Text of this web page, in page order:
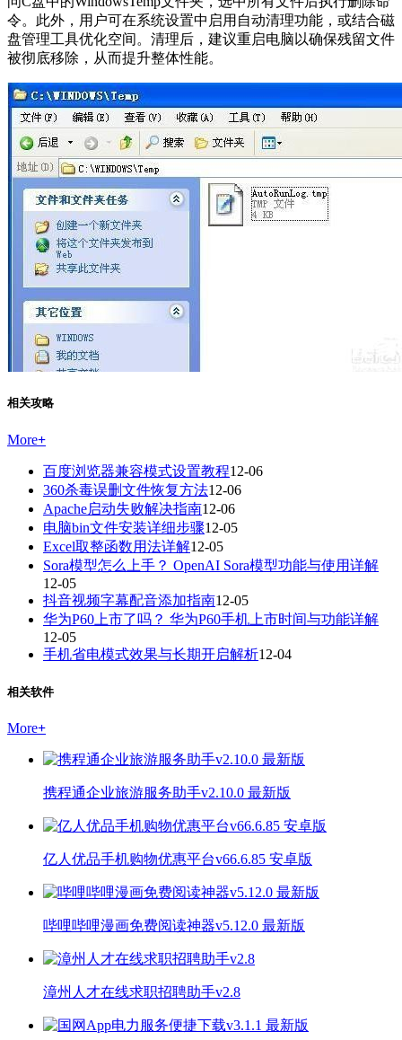
令。此外，用户可在系统设置中启用自动清理功能，或结合磁
盘管理工具优化空间。清理后，建议重启电脑以确保残留文件
被彻底移除，从而提升整体性能。
相关攻略
More+
百度浏览器兼容模式设置教程12-06
360杀毒误删文件恢复方法12-06
Apache启动失败解决指南12-06
电脑bin文件安装详细步骤12-05
Excel取整函数用法详解12-05
Sora模型怎么上手？ OpenAI Sora模型功能与使用详解
12-05
抖音视频字幕配音添加指南12-05
华为P60上市了吗？ 华为P60手机上市时间与功能详解
12-05
手机省电模式效果与长期开启解析12-04
相关软件
More+
携程通企业旅游服务助手v2.10.0 最新版
亿人优品手机购物优惠平台v66.6.85 安卓版
哔哩哔哩漫画免费阅读神器v5.12.0 最新版
漳州人才在线求职招聘助手v2.8